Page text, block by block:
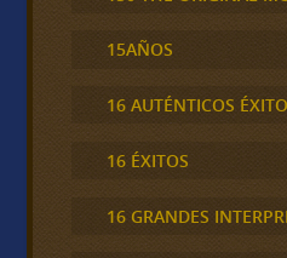
15AÑOS
16 AUTÉNTICOS
16 ÉXITOS
16 GRANDES